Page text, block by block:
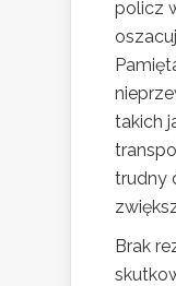
policz
takich
trudny
Brak